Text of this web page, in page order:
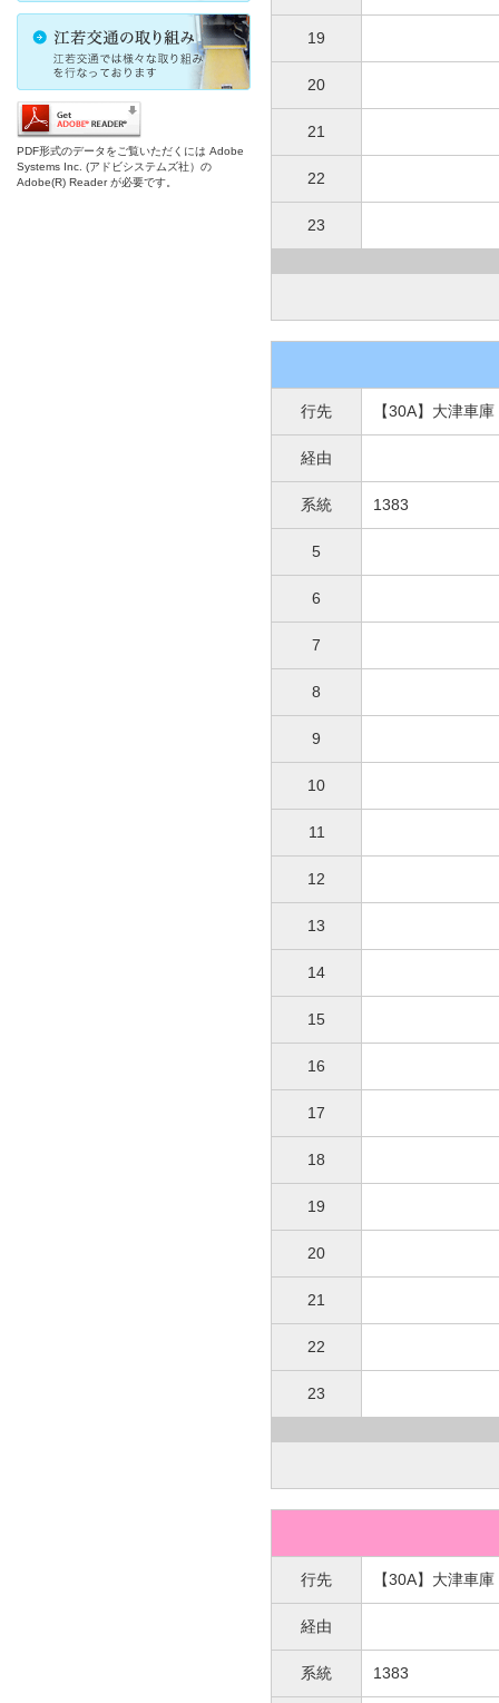
PDF形式のデータをご覧いただくには Adobe
Systems Inc. (アドビシステムズ社）の
Adobe(R) Reader が必要です。
19
20
21
22
23
行先 【30A】大津車庫
経由
系統 1383
5
6
7
8
9
10
11
12
13
14
15
16
17
18
19
20
21
22
23
行先 【30A】大津車庫
経由
系統 1383